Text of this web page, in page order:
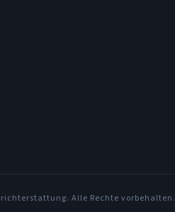
Alle Rechte vorbehalten.